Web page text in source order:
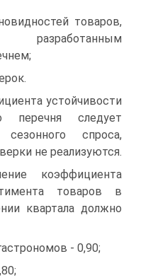
товаров,
разработанным
устойчивости
перечня следует
спроса,
не реализуются.
коэффициента
товаров в
квартала должно
- 0,90;